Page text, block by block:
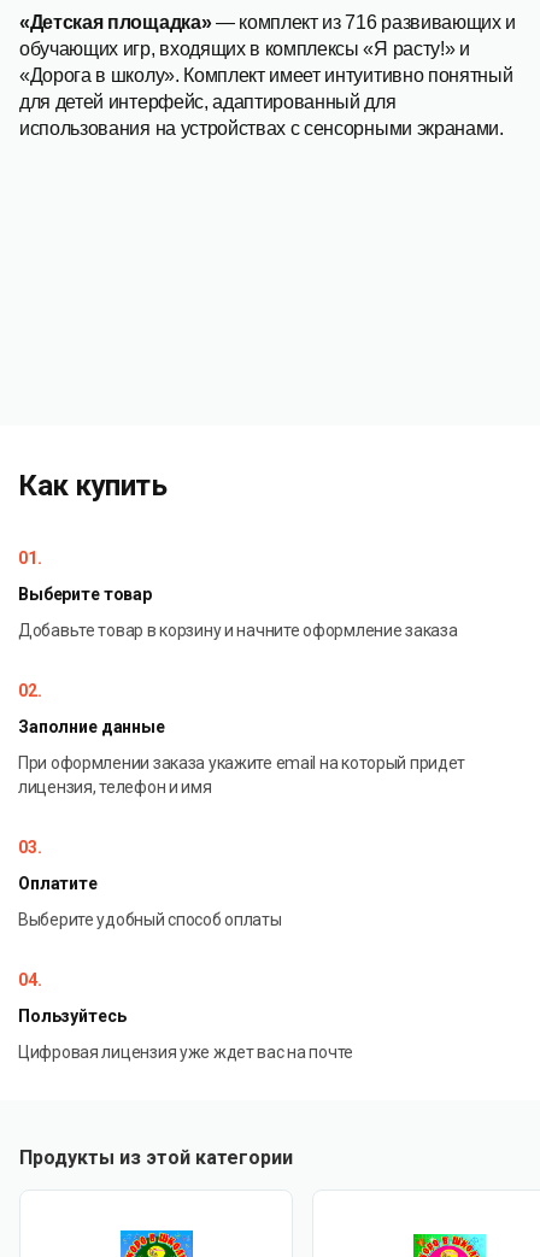
«Детская площадка»— комплект из 716 раз­вивающих и
обу­чающих игр, входящих в комплексы «Я расту!» и
«Дорога в школу». Комплект имеет ин­туи­тивно понятный
для детей ин­терфейс, адапти­рованный для
использования на уст­ройствах с сенсор­ными экра­нами.
Как купить
01.
Выберите товар
Добавьте товар в корзину и начните оформление заказа
02.
Заполние данные
При оформлении заказа укажите email на который придет
лицензия, телефон и имя
03.
Оплатите
Выберите удобный способ оплаты
04.
Пользуйтесь
Цифровая лицензия уже ждет вас на почте
Продукты из этой категории